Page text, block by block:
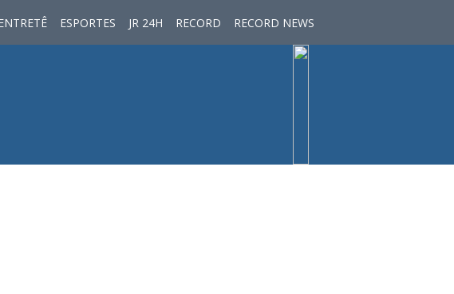
ESPORTES JR 24H RECORD RECORD NEWS